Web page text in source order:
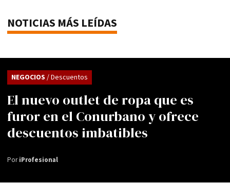
NOTICIAS MÁS LEÍDAS
El nuevo outlet de ropa que es
furor en el Conurbano y ofrece
descuentos imbatibles
NEGOCIOS / Descuentos
PoriProfesional